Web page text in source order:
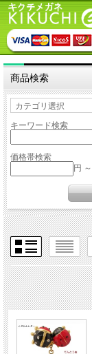
商品検索
キーワード検索
価格帯検索
円 ～